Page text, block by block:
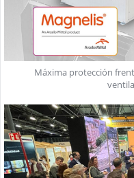
Máxima protección